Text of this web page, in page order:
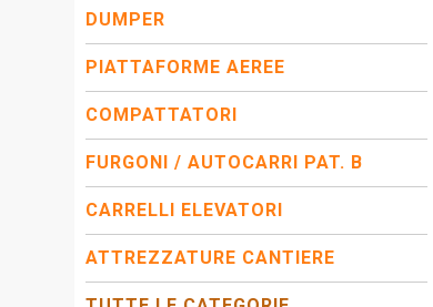
DUMPER
PIATTAFORME AEREE
COMPATTATORI
FURGONI / AUTOCARRI PAT. B
CARRELLI ELEVATORI
ATTREZZATURE CANTIERE